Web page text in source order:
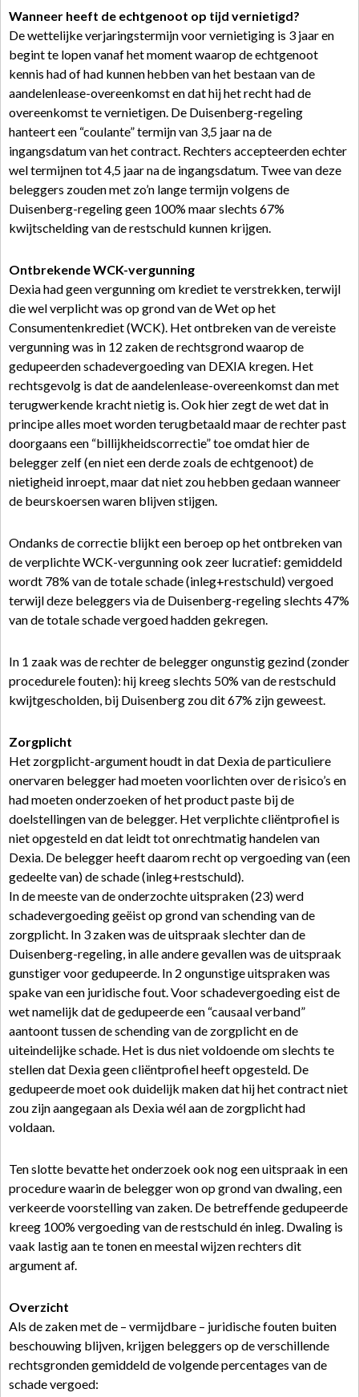
Wanneer heeft de echtgenoot op tijd vernietigd?
De wettelijke verjaringstermijn voor vernietiging is 3 jaar en
begint te lopen vanaf het moment waarop de echtgenoot
kennis had of had kunnen hebben van het bestaan van de
aandelenlease-overeenkomst en dat hij het recht had de
overeenkomst te vernietigen. De Duisenberg-regeling
hanteert een “coulante” termijn van 3,5 jaar na de
ingangsdatum van het contract. Rechters accepteerden echter
wel termijnen tot 4,5 jaar na de ingangsdatum. Twee van deze
beleggers zouden met zo’n lange termijn volgens de
Duisenberg-regeling geen 100% maar slechts 67%
kwijtschelding van de restschuld kunnen krijgen.
Ontbrekende WCK-vergunning
Dexia had geen vergunning om krediet te verstrekken, terwijl
die wel verplicht was op grond van de Wet op het
Consumentenkrediet (WCK). Het ontbreken van de vereiste
vergunning was in 12 zaken de rechtsgrond waarop de
gedupeerden schadevergoeding van DEXIA kregen. Het
rechtsgevolg is dat de aandelenlease-overeenkomst dan met
terugwerkende kracht nietig is. Ook hier zegt de wet dat in
principe alles moet worden terugbetaald maar de rechter past
doorgaans een “billijkheidscorrectie” toe omdat hier de
belegger zelf (en niet een derde zoals de echtgenoot) de
nietigheid inroept, maar dat niet zou hebben gedaan wanneer
de beurskoersen waren blijven stijgen.
Ondanks de correctie blijkt een beroep op het ontbreken van
de verplichte WCK-vergunning ook zeer lucratief: gemiddeld
wordt 78% van de totale schade (inleg+restschuld) vergoed
terwijl deze beleggers via de Duisenberg-regeling slechts 47%
van de totale schade vergoed hadden gekregen.
In 1 zaak was de rechter de belegger ongunstig gezind (zonder
procedurele fouten): hij kreeg slechts 50% van de restschuld
kwijtgescholden, bij Duisenberg zou dit 67% zijn geweest.
Zorgplicht
Het zorgplicht-argument houdt in dat Dexia de particuliere
onervaren belegger had moeten voorlichten over de risico’s en
had moeten onderzoeken of het product paste bij de
doelstellingen van de belegger. Het verplichte cliëntprofiel is
niet opgesteld en dat leidt tot onrechtmatig handelen van
Dexia. De belegger heeft daarom recht op vergoeding van (een
gedeelte van) de schade (inleg+restschuld).
In de meeste van de onderzochte uitspraken (23) werd
schadevergoeding geëist op grond van schending van de
zorgplicht. In 3 zaken was de uitspraak slechter dan de
Duisenberg-regeling, in alle andere gevallen was de uitspraak
gunstiger voor gedupeerde. In 2 ongunstige uitspraken was
spake van een juridische fout. Voor schadevergoeding eist de
wet namelijk dat de gedupeerde een “causaal verband”
aantoont tussen de schending van de zorgplicht en de
uiteindelijke schade. Het is dus niet voldoende om slechts te
stellen dat Dexia geen cliëntprofiel heeft opgesteld. De
gedupeerde moet ook duidelijk maken dat hij het contract niet
zou zijn aangegaan als Dexia wél aan de zorgplicht had
voldaan.
Ten slotte bevatte het onderzoek ook nog een uitspraak in een
procedure waarin de belegger won op grond van dwaling, een
verkeerde voorstelling van zaken. De betreffende gedupeerde
kreeg 100% vergoeding van de restschuld én inleg. Dwaling is
vaak lastig aan te tonen en meestal wijzen rechters dit
argument af.
Overzicht
Als de zaken met de – vermijdbare – juridische fouten buiten
beschouwing blijven, krijgen beleggers op de verschillende
rechtsgronden gemiddeld de volgende percentages van de
schade vergoed: